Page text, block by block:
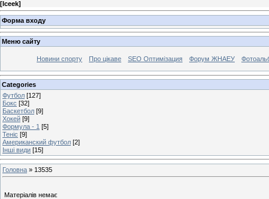
[Iceek]
Форма входу
Меню сайту
Новини спорту Про цікаве SEO Оптимізация Форум ЖНАЕУ
Categories
Футбол [127]
Бокс [32]
Баскетбол [9]
Хокей [9]
Формула - 1 [5]
Теніс [9]
Американский футбол [2]
Інші види [15]
Головна » 13535
Матеріалів немає